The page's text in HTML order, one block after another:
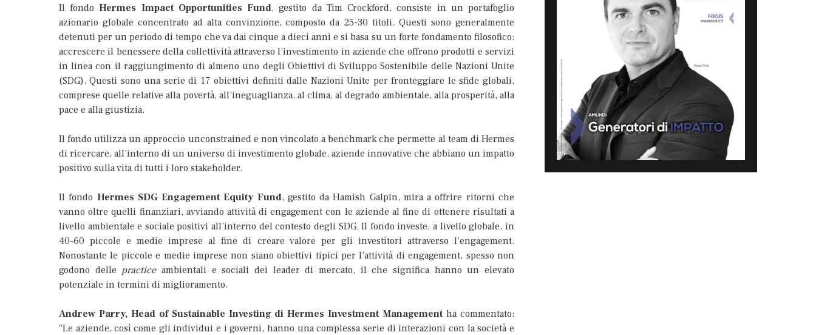
Il fondo Hermes Impact Opportunities Fund, gestito da Tim Crockford, consiste in un portafoglio
azionario globale concentrato ad alta convinzione, composto da 25-30 titoli. Questi sono generalmente
detenuti per un periodo di tempo che va dai cinque a dieci anni e si basa su un forte fondamento filosofico:
accrescere il benessere della collettività attraverso l’investimento in aziende che offrono prodotti e servizi
in linea con il raggiungimento di almeno uno degli Obiettivi di Sviluppo Sostenibile delle Nazioni Unite
(SDG). Questi sono una serie di 17 obiettivi definiti dalle Nazioni Unite per fronteggiare le sfide globali,
comprese quelle relative alla povertà, all’ineguaglianza, al clima, al degrado ambientale, alla prosperità, alla
pace e alla giustizia.
Il fondo utilizza un approccio unconstrained e non vincolato a benchmark che permette al team di Hermes
di ricercare, all’interno di un universo di investimento globale, aziende innovative che abbiano un impatto
positivo sulla vita di tutti i loro stakeholder.
Il fondo Hermes SDG Engagement Equity Fund, gestito da Hamish Galpin, mira a offrire ritorni che
vanno oltre quelli finanziari, avviando attività di engagement con le aziende al fine di ottenere risultati a
livello ambientale e sociale positivi all’interno del contesto degli SDG. Il fondo investe, a livello globale, in
40-60 piccole e medie imprese al fine di creare valore per gli investitori attraverso l’engagement.
Nonostante le piccole e medie imprese non siano obiettivi tipici per l’attività di engagement, spesso non
godono delle practiceambientali e sociali dei leader di mercato, il che significa hanno un elevato
potenziale in termini di miglioramento.
Andrew Parry, Head of Sustainable Investing di Hermes Investment Managementha commentato:
“Le aziende, così come gli individui e i governi, hanno una complessa serie di interazioni con la società e